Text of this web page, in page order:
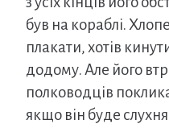
був на кораблі.
плакати, хотів
додому. Але його
полководців
якщо він буде